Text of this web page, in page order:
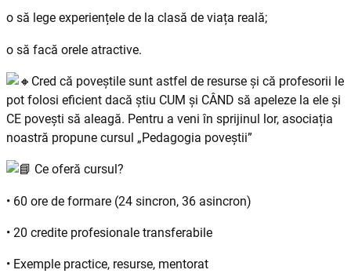
o să lege experiențele de la clasă de viața reală;
o să facă orele atractive.
Cred că poveștile sunt astfel de resurse și că profesorii le
pot folosi eficient dacă știu CUM și CÂND să apeleze la ele și
CE povești să aleagă. Pentru a veni în sprijinul lor, asociația
noastră propune cursul „Pedagogia poveștii”
Ce oferă cursul?
• 60 ore de formare (24 sincron, 36 asincron)
• 20 credite profesionale transferabile
• Exemple practice, resurse, mentorat